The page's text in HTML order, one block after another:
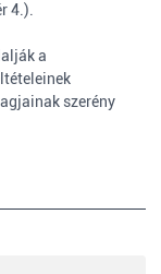
4.).
a
szerény